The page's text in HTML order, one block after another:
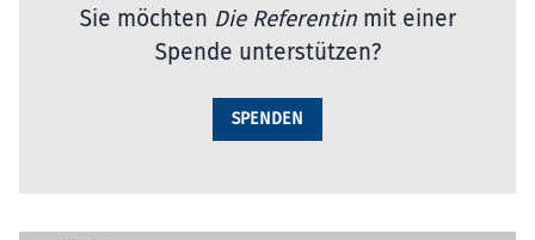
Sie möchten Die Referentinmit einer
Spende unterstützen?
SPENDEN